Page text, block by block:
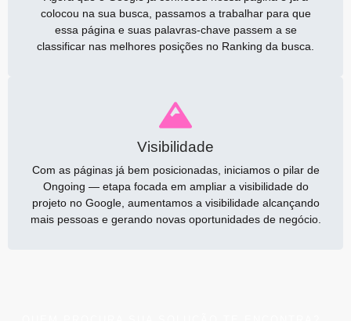
colocou na sua busca, passamos a trabalhar para que
essa página e suas palavras-chave passem a se
classificar nas melhores posições no Ranking da busca.
Visibilidade
Com as páginas já bem posicionadas, iniciamos o pilar de
Ongoing — etapa focada em ampliar a visibilidade do
projeto no Google, aumentamos a visibilidade alcançando
mais pessoas e gerando novas oportunidades de negócio.